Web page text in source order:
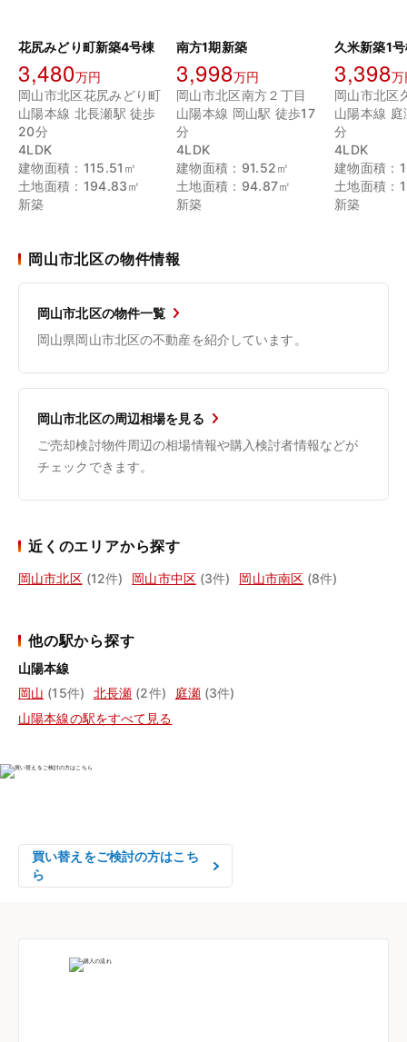
花尻みどり町新築4号棟
3,480万円
岡山市北区花尻みどり町
山陽本線 北長瀬駅 徒歩
20分
4LDK
建物面積：115.51㎡
土地面積：194.83㎡
新築
南方1期新築
3,998万円
岡山市北区南方２丁目
山陽本線 岡山駅 徒歩17
分
4LDK
建物面積：91.52㎡
土地面積：94.87㎡
新築
久米新築1
3,398万
岡山市北区
山陽本線
分
4LDK
建物面積：
土地面積：
新築
岡山市北区の物件情報
岡山市北区の物件一覧
岡山県岡山市北区の不動産を紹介しています。
岡山市北区の周辺相場を見る
ご売却検討物件周辺の相場情報や購入検討者情報などが
チェックできます。
近くのエリアから探す
岡山市北区 (12件) 岡山市中区 (3件) 岡山市南区 (8件)
他の駅から探す
山陽本線
岡山 (15件) 北長瀬 (2件) 庭瀬 (3件)
山陽本線の駅をすべて見る
買い替えをご検討の方はこち
ら